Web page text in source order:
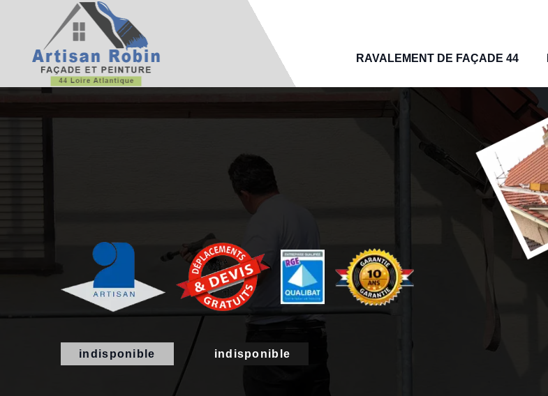
RAVALEMENT DE FAÇADE 44
indisponible indisponible